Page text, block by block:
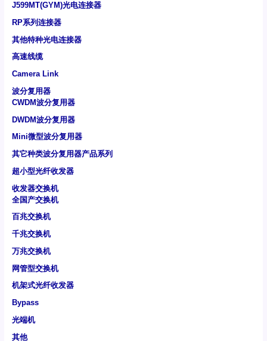
J599MT(GYM)光电连接器
RP系列连接器
其他特种光电连接器
高速线缆
Camera Link
波分复用器
CWDM波分复用器
DWDM波分复用器
Mini微型波分复用器
其它种类波分复用器产品系列
超小型光纤收发器
收发器交换机
全国产交换机
百兆交换机
千兆交换机
万兆交换机
网管型交换机
机架式光纤收发器
Bypass
光端机
其他